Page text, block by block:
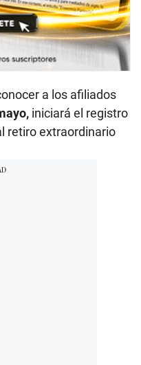
a los afiliados
iniciará el registro
retiro extraordinario